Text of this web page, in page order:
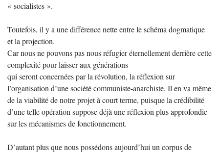
« socialistes ».
Toutefois, il y a une différence nette entre le schéma dogmatique
et la projection.
Car nous ne pouvons pas nous réfugier éternellement derrière cette
complexité pour laisser aux générations
qui seront concernées par la révolution, la réflexion sur
l’organisation d’une société communiste-anarchiste. Il en va même
de la viabilité de notre projet à court terme, puisque la crédibilité
d’une telle opération suppose déjà une réflexion plus approfondie
sur les mécanismes de fonctionnement.
D’autant plus que nous possédons aujourd’hui un corpus de